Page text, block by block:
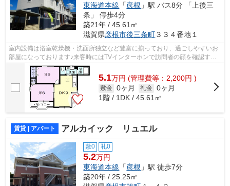
東海道本線 「彦根 」駅 バス8分 「上後三
条」 停歩4分
築21年 / 45.61㎡
滋賀県彦根市後三条町３３４番地１
室内設備は浴室乾燥機・洗面所独立など豊富に揃っており、過ごしやすいお
部屋になっております♪来客時にはTVインターホンで訪問者の顔を確認する
ことができます♪専有面積は45.61平米♪...
5.1万円 (管理費等：2,200円 )
敷金 0ヶ月 礼金 0ヶ月
1階 / 1DK / 45.61㎡
賃貸 | アパート アルカイック リュエル
敷0 礼0
5.2万円
東海道本線 「彦根 」駅 徒歩7分
築20年 / 25.25㎡